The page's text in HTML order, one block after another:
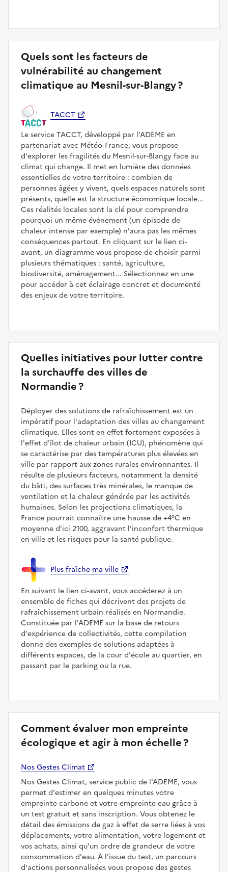
Quels sont les facteurs de
vulnérabilité au changement
climatique au Mesnil-sur-Blangy ?
TACCT
Le service TACCT, développé par l'ADEME en
partenariat avec Météo‑France, vous propose
d'explorer les fragilités du Mesnil-sur-Blangy face au
climat qui change. Il met en lumière des données
essentielles de votre territoire : combien de
personnes âgées y vivent, quels espaces naturels sont
présents, quelle est la structure économique locale...
Ces réalités locales sont la clé pour comprendre
pourquoi un même événement (un épisode de
chaleur intense par exemple) n'aura pas les mêmes
conséquences partout. En cliquant sur le lien ci-
avant, un diagramme vous propose de choisir parmi
plusieurs thématiques : santé, agriculture,
biodiversité, aménagement... Sélectionnez en une
pour accéder à cet éclairage concret et documenté
des enjeux de votre territoire.
Quelles initiatives pour lutter contre
la surchauffe des villes de
Normandie ?
Déployer des solutions de rafraîchissement est un
impératif pour l'adaptation des villes au changement
climatique. Elles sont en effet fortement exposées à
l'effet d'îlot de chaleur urbain (ICU), phénomène qui
se caractérise par des températures plus élevées en
ville par rapport aux zones rurales environnantes. Il
résulte de plusieurs facteurs, notamment la densité
du bâti, des surfaces très minérales, le manque de
ventilation et la chaleur générée par les activités
humaines. Selon les projections climatiques, la
France pourrait connaître une hausse de +4°C en
moyenne d'ici 2100, aggravant l'inconfort thermique
en ville et les risques pour la santé publique.
Plus fraîche ma ville
En suivant le lien ci-avant, vous accéderez à un
ensemble de fiches qui décrivent des projets de
rafraîchissement urbain réalisés en Normandie.
Constituée par l'ADEME sur la base de retours
d'expérience de collectivités, cette compilation
donne des exemples de solutions adaptées à
différents espaces, de la cour d'école au quartier, en
passant par le parking ou la rue.
Comment évaluer mon empreinte
écologique et agir à mon échelle ?
Nos Gestes Climat
Nos Gestes Climat, service public de l'ADEME, vous
permet d'estimer en quelques minutes votre
empreinte carbone et votre empreinte eau grâce à
un test gratuit et sans inscription. Vous obtenez le
détail des émissions de gaz à effet de serre liées à vos
déplacements, votre alimentation, votre logement et
vos achats, ainsi qu'un ordre de grandeur de votre
consommation d'eau. À l'issue du test, un parcours
d'actions personnalisées vous propose des gestes